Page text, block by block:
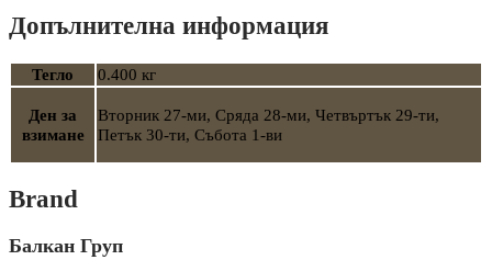
Допълнителна информация
Тегло 0.400 кг
Ден за
взимане
Вторник 27-ми, Сряда 28-ми, Четвъртък 29-ти,
Петък 30-ти, Събота 1-ви
Brand
Балкан Груп